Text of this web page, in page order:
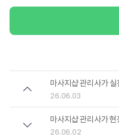
26.06.03
26.06.02